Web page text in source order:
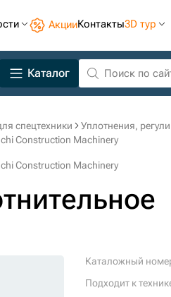
АкцииКонтакты3D тур
Каталог
спецтехники
Уплотнения,
Construction Machinery
Construction Machinery
Каталожный
Подходит к